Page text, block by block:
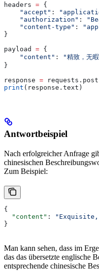
headers = {
    "accept"
:
    "authorization"
:
    "content-type"
:
}
payload = {
    "content"
:
"精致，无
}
response =
print (response.text)
Antwortbeispiel
Nach erfolgreicher Anfrage
chinesischen
Zum Beispiel:
{
  "content"
:
}
Man kann sehen, dass im
das das übersetzte englische
entsprechende chinesische